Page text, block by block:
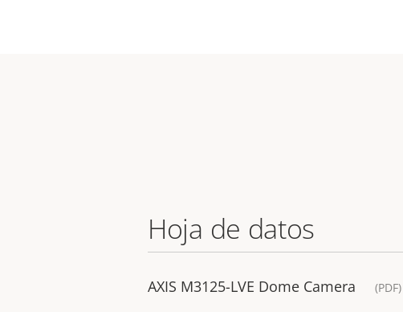
Hoja de datos
AXIS M3125-LVE Dome Camera